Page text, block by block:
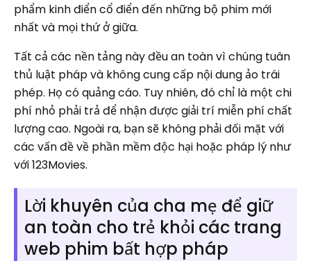
phẩm kinh điển cổ điển đến những bộ phim mới
nhất và mọi thứ ở giữa.
Tất cả các nền tảng này đều an toàn vì chúng tuân
thủ luật pháp và không cung cấp nội dung ảo trái
phép. Họ có quảng cáo. Tuy nhiên, đó chỉ là một chi
phí nhỏ phải trả để nhận được giải trí miễn phí chất
lượng cao. Ngoài ra, bạn sẽ không phải đối mặt với
các vấn đề về phần mềm độc hại hoặc pháp lý như
với 123Movies.
Lời khuyên của cha mẹ để giữ
an toàn cho trẻ khỏi các trang
web phim bất hợp pháp